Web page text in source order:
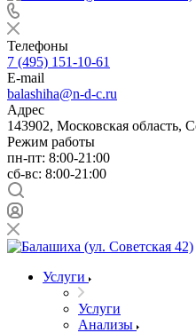
Телефоны
7 (495) 151-10-61
E-mail
balashiha@n-d-c.ru
Адрес
143902, Московская область,
Режим работы
пн-пт: 8:00-21:00
сб-вс: 8:00-21:00
Услуги
Услуги
Анализы